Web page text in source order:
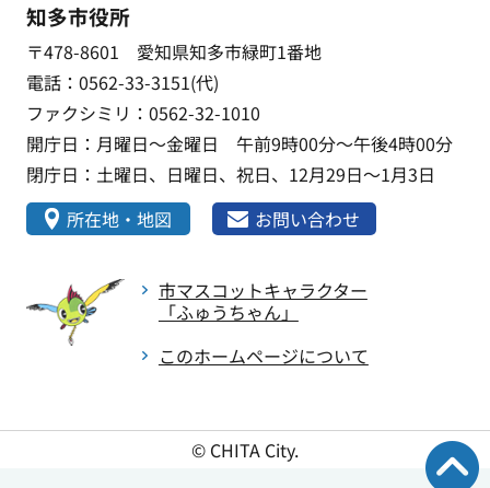
知多市役所
〒478-8601 愛知県知多市緑町1番地
電話：0562-33-3151(代)
ファクシミリ：0562-32-1010
開庁日：月曜日～金曜日 午前9時00分～午後4時00分
閉庁日：土曜日、日曜日、祝日、12月29日～1月3日
所在地・地図
お問い合わせ
市マスコットキャラクター
「ふゅうちゃん」
このホームページについて
© CHITA City.